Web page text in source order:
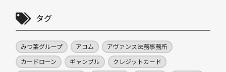
タグ
みつ葉グループ アコム
アヴァンス法務事務所
カードローン
ギャンブル
クレジットカード